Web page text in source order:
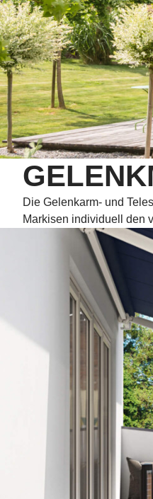
Die Gelenkarm- und
Markisen individuell den